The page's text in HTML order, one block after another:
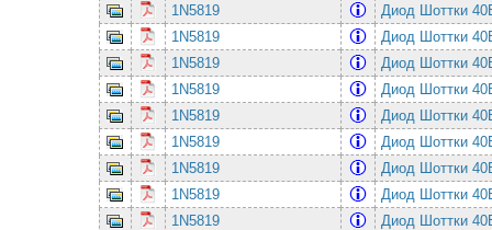
1N5819
Диод Шоттки
1N5819
Диод Шоттки
1N5819
Диод Шоттки
1N5819
Диод Шоттки
1N5819
Диод Шоттки
1N5819
Диод Шоттки
1N5819
Диод Шоттки
1N5819
Диод Шоттки
1N5819
Диод Шоттки